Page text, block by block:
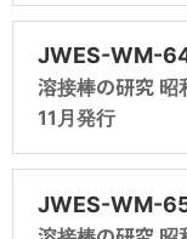
鉄鋼部会文献
日本溶接協会 鉄鋼部
に限定されています。
電気溶接機部会文
日本溶接協会 電気溶
新版改訂 溶接・
溶接管理技術者認証
「新版改訂 溶接・接
た電子書籍です。
2018年度まで溶接
溶接技術者交
こちらか
上位級の再登録
溶接は、資格をとれ
の隔たりはなく、技
で働く溶接女子の声
して利用されていた
6版第2刷をもとに
アーク溶接技術
開発・改良が続け
するとともに、溶接
料・シールドガスの
溶接作業指導者
マイクロソルダリ
IIW国際溶接技術
§8 特殊溶接
§9 溶接棒関
§10 結言
§7 溶接棒の
§8 特殊溶接
§9 調質鋼用
§10 表面硬
§3 溶接棒の
§4 溶接棒の
会報告）
§5 被覆アー
報告）
§1 緒言
§2 溶接棒の
分科会報告）
§3 高張力鋼
究（ワレ試
§1 溶接棒部
§2 溶接棒の
験法分科会
JWES-WM-
溶接棒の研究
11月発行
JWES-WM-